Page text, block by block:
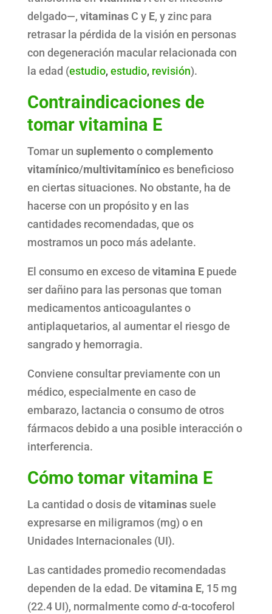
delgado—, vitaminas C yE, y zinc para
retrasar la pérdida de la visión en personas
con degeneración macular relacionada con
la edad (estudio, estudio, revisión).
Contraindicaciones de
tomar vitamina E
Tomar un suplementoocomplemento
vitamínico/multivitamínicoes beneficioso
en ciertas situaciones. No obstante, ha de
hacerse con un propósito y en las
cantidades recomendadas, que os
mostramos un poco más adelante.
El consumo en exceso de vitamina Epuede
ser dañino para las personas que toman
medicamentos anticoagulantes o
antiplaquetarios, al aumentar el riesgo de
sangrado y hemorragia.
Conviene consultar previamente con un
médico, especialmente en caso de
embarazo, lactancia o consumo de otros
fármacos debido a una posible interacción o
interferencia.
Cómo tomar vitamina E
La cantidad o dosis de vitaminassuele
expresarse en miligramos (mg) o en
Unidades Internacionales (UI).
Las cantidades promedio recomendadas
dependen de la edad. De vitamina E, 15 mg
(22.4 UI), normalmente comod-α-tocoferol